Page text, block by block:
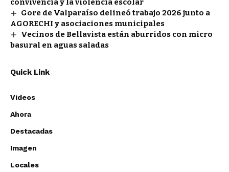
convivencia y la violencia escolar
Gore de Valparaíso delineó trabajo 2026 junto a
AGORECHI y asociaciones municipales
Vecinos de Bellavista están aburridos con micro
basural en aguas saladas
Quick Link
Videos
Ahora
Destacadas
Imagen
Locales